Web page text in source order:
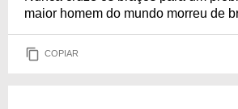
maior homem do mundo morreu de
COPIAR